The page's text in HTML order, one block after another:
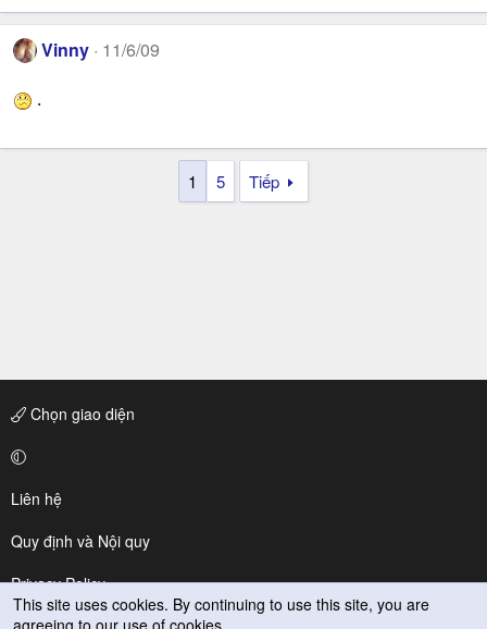
Vinny 11/6/09
.
1 5 Tiếp
Chọn giao diện
Liên hệ
Quy định và Nội quy
Privacy Policy
This site uses cookies. By continuing to use this site, you are
agreeing to our use of cookies.